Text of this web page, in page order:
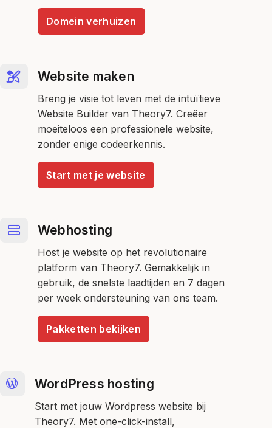
Domein verhuizen
Website maken
Breng je visie tot leven met de intuïtieve
Website Builder van Theory7. Creëer
moeiteloos een professionele website,
zonder enige codeerkennis.
Start met je website
Webhosting
Host je website op het revolutionaire
platform van Theory7. Gemakkelijk in
gebruik, de snelste laadtijden en 7 dagen
per week ondersteuning van ons team.
Pakketten bekijken
WordPress hosting
Start met jouw Wordpress website bij
Theory7. Met one-click-install,